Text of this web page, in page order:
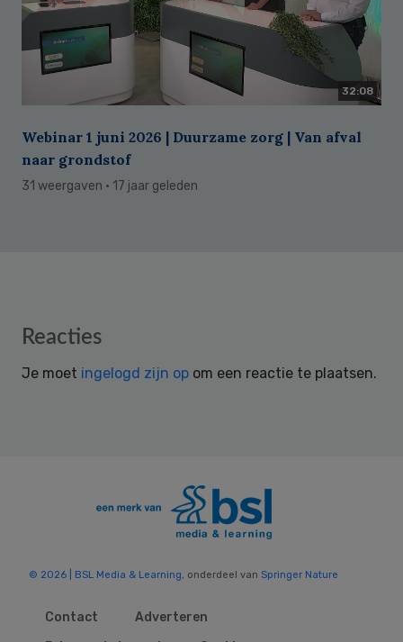
32:08
Webinar 1 juni 2026 | Duurzame zorg | Van afval
naar grondstof
31 weergaven · 17 jaar geleden
Reader
Reacties
Je moet ingelogd zijn op om een reactie te plaatsen.
© 2026 | BSL Media & Learning, onderdeel van Springer Nature
Contact
Adverteren